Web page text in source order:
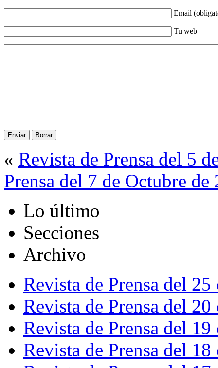
Email
Tu web
« Revista de Prensa del 5
Prensa del 7 de Octubre de
Lo último
Secciones
Archivo
Revista de Prensa del
Revista de Prensa del
Revista de Prensa del
Revista de Prensa del